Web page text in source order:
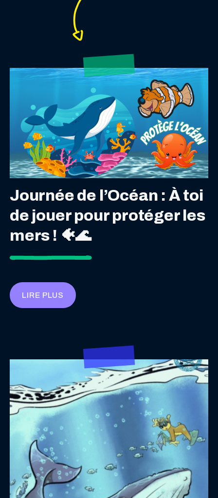
Journée de l’Océan : À toi
de jouer pour protéger les
mers ! 🐠🌊
LIRE PLUS